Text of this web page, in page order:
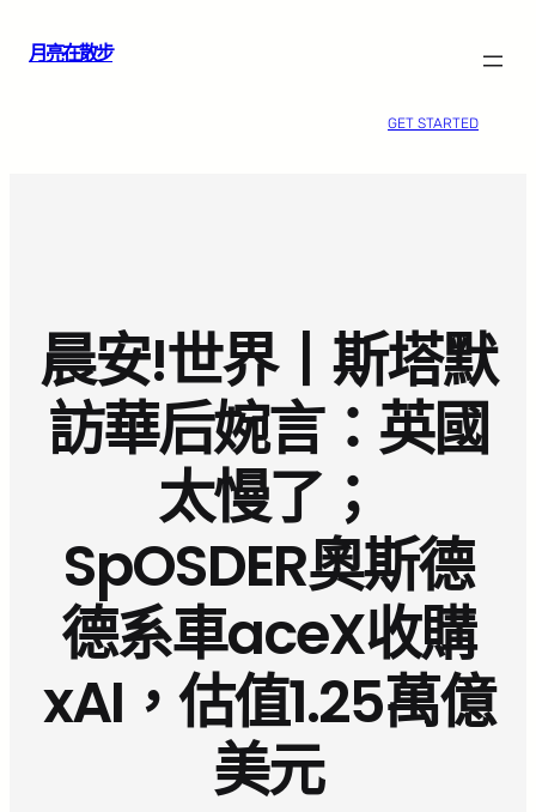
月亮在散步
GET STARTED
晨安!世界丨斯塔默
訪華后婉言：英國
太慢了；​
SpOSDER奧斯德
德系車aceX收購
xAI，估值1.25萬億
美元